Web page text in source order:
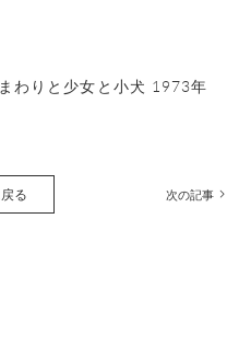
わりと少女と小犬 1973年
る 次の記事